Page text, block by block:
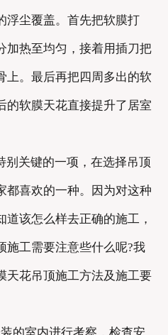
浮尘覆盖。首先把软膜打
加热至均匀，接着用插刀把
上。最后再把四周多出的软
的软膜天花直接提升了居室
别关键的一项，在选择吊顶
都喜欢的一种。因为对这种
该怎么样去正确的施工，
施工需要注意些什么呢?我
天花吊顶施工方法及施工要